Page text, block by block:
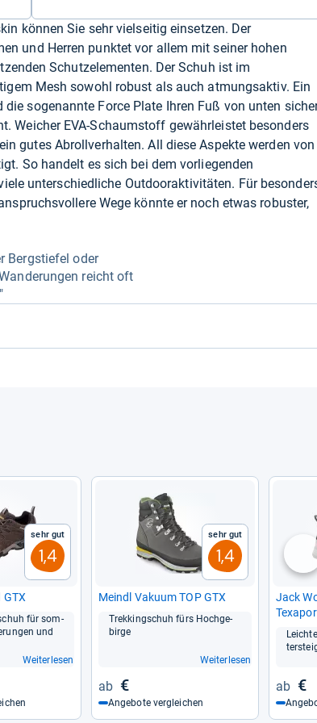
können Sie sehr vielseitig einsetzen. Der
und Herren punktet vor allem mit seiner hohen
Schutzelementen. Der Schuh ist im
Mesh sowohl robust als auch atmungsaktiv. Ein
sogenannte Force Plate Ihren Fuß von unten
Weicher EVA-Schaumstoff gewährleistet besonders
gutes Abrollverhalten. All diese Aspekte werden von
So handelt es sich bei dem vorliegenden
unterschiedliche Outdooraktivitäten. Für
Wege könnte er noch etwas robuster,
Bergstiefel oder
reicht oft
Sehr gut
1,4
GTX
für som­
und
Weiterlesen
Sehr gut
1,4
Meindl Vakuum TOP GTX
Trek­kingschuh fürs Hoch­ge­
birge
Weiterlesen
€
Angebote vergleichen
Jack
€